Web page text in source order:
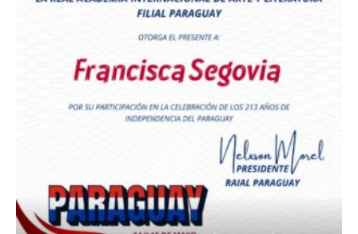
Reconocimiento aFrancisca Segovia
Radio Tribuna Abierta
Radio Tribuna Abierta
Radio Oñondivepa Paraguay
Premio Orgullo Paraguayo
Reconocimiento aFrancisca Segovia